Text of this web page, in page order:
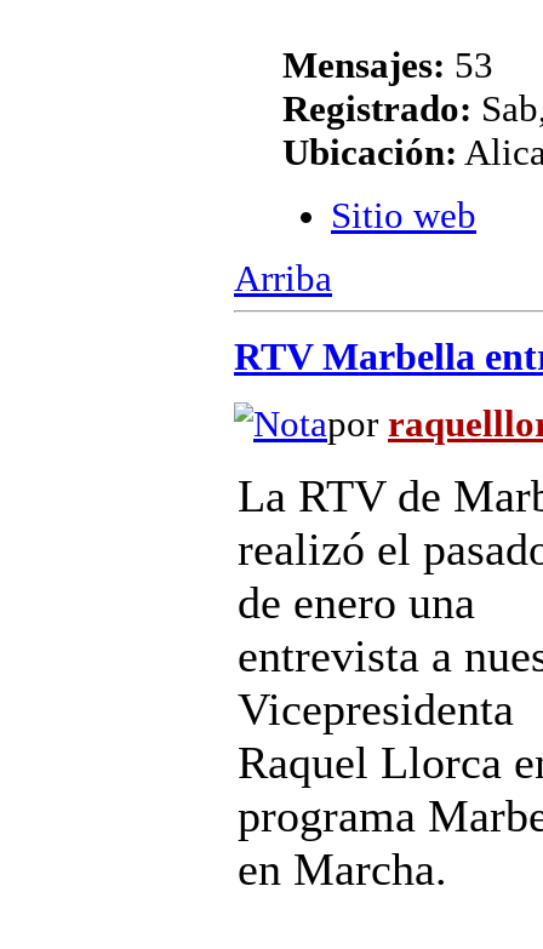
Mensajes: 53
Registrado:
Ubicación:
Sitio web
Arriba
RTV Marbella
por
La RTV de
realizó el
de enero una
entrevista a
Vicepresidenta
Raquel Llorca
programa
en Marcha.